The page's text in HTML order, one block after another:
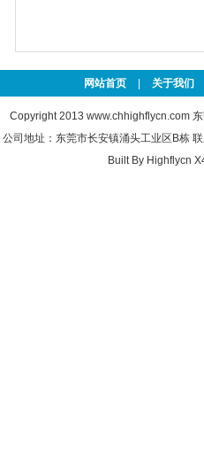
网站首页 关于我们
Copyright 2013 www.chhighflycn.com东
公司地址：东莞市长安镇涌头工业区B栋
Built By Highflycn